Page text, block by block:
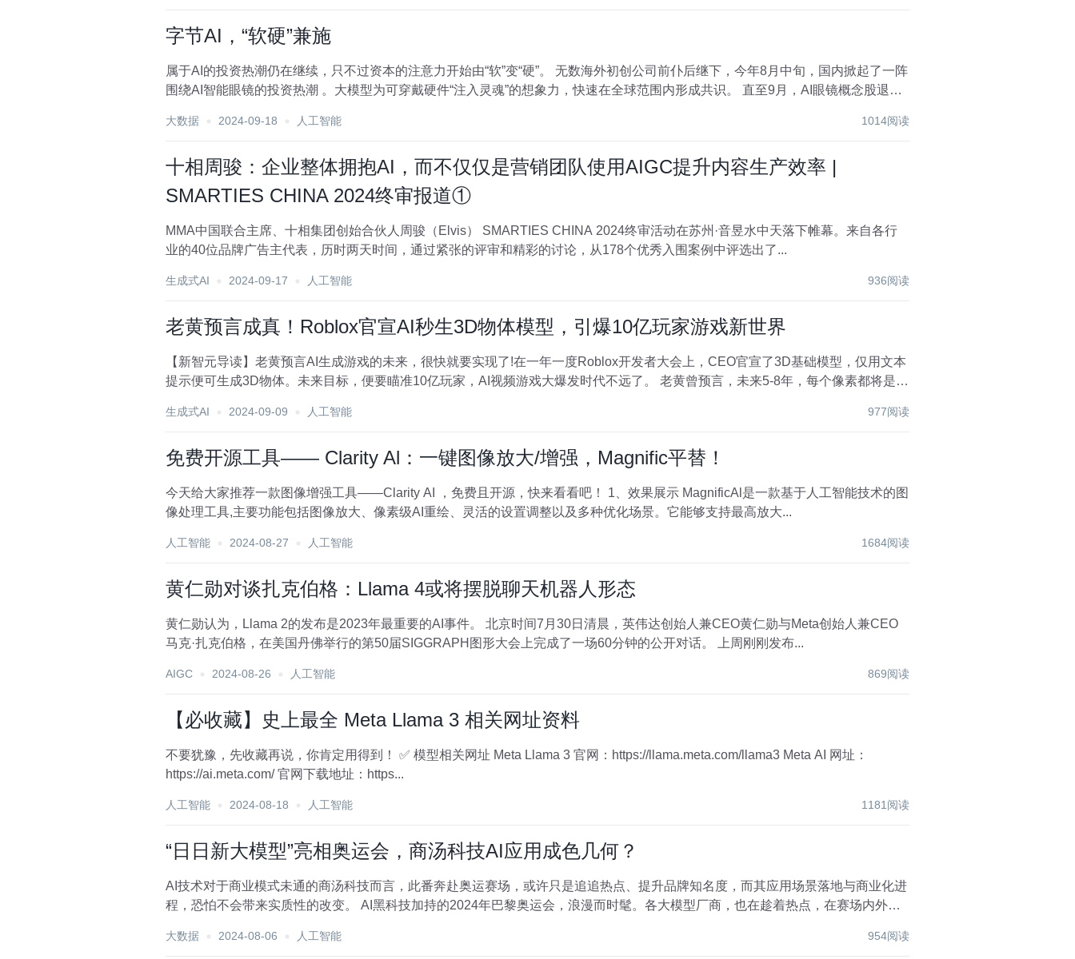
字节AI，“软硬”兼施
属于AI的投资热潮仍在继续，只不过资本的注意力开始由“软”变“硬”。 无数海外初创公司前仆后继下，今年8月中旬，国内掀起了一阵
围绕AI智能眼镜的投资热潮 。大模型为可穿戴硬件“注入灵魂”的想象力，快速在全球范围内形成共识。 直至9月，AI眼镜概念股退潮
大数据 2024-09-18 人工智能 1014阅读
十相周骏：企业整体拥抱AI，而不仅仅是营销团队使用AIGC提升内容生产效率 |
SMARTIES CHINA 2024终审报道①
MMA中国联合主席、十相集团创始合伙人周骏（Elvis） SMARTIES CHINA 2024终审活动在苏州·音昱水中天落下帷幕。来自各行
业的40位品牌广告主代表，历时两天时间，通过紧张的评审和精彩的讨论，从178个优秀入围案例中评选出了...
生成式AI 2024-09-17 人工智能 936阅读
老黄预言成真！Roblox官宣AI秒生3D物体模型，引爆10亿玩家游戏新世界
【新智元导读】老黄预言AI生成游戏的未来，很快就要实现了!在一年一度Roblox开发者大会上，CEO官宣了3D基础模型，仅用文本
提示便可生成3D物体。未来目标，便要瞄准10亿玩家，AI视频游戏大爆发时代不远了。 老黄曾预言，未来5-8年，每个像素都将是生
生成式AI 2024-09-09 人工智能 977阅读
免费开源工具—— Clarity Al：一键图像放大/增强，Magnific平替！
今天给大家推荐一款图像增强工具——Clarity AI ，免费且开源，快来看看吧！ 1、效果展示 MagnificAl是一款基于人工智能技术的图
像处理工具,主要功能包括图像放大、像素级AI重绘、灵活的设置调整以及多种优化场景。它能够支持最高放大...
人工智能 2024-08-27 人工智能 1684阅读
黄仁勋对谈扎克伯格：Llama 4或将摆脱聊天机器人形态
黄仁勋认为，Llama 2的发布是2023年最重要的AI事件。 北京时间7月30日清晨，英伟达创始人兼CEO黄仁勋与Meta创始人兼CEO
马克·扎克伯格，在美国丹佛举行的第50届SIGGRAPH图形大会上完成了一场60分钟的公开对话。 上周刚刚发布...
AIGC 2024-08-26 人工智能 869阅读
【必收藏】史上最全 Meta Llama 3 相关网址资料
不要犹豫，先收藏再说，你肯定用得到！ ✅ 模型相关网址 Meta Llama 3 官网：https://llama.meta.com/llama3 Meta AI 网址：
https://ai.meta.com/ 官网下载地址：https...
人工智能 2024-08-18 人工智能 1181阅读
“日日新大模型”亮相奥运会，商汤科技AI应用成色几何？
AI技术对于商业模式未通的商汤科技而言，此番奔赴奥运赛场，或许只是追追热点、提升品牌知名度，而其应用场景落地与商业化进
程，恐怕不会带来实质性的改变。 AI黑科技加持的2024年巴黎奥运会，浪漫而时髦。各大模型厂商，也在趁着热点，在赛场内外秀
大数据 2024-08-06 人工智能 954阅读